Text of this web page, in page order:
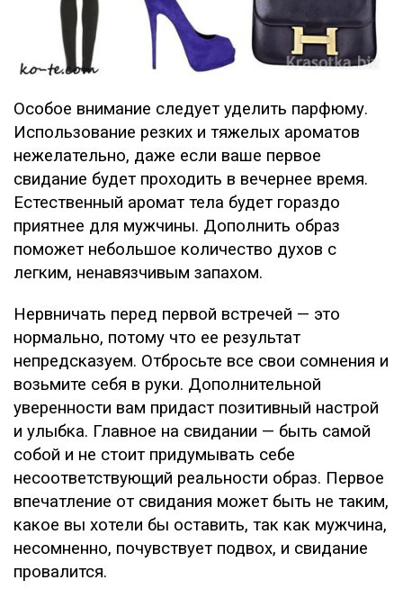
Особое внимание следует уделить парфюму.
Использование резких и тяжелых ароматов
нежелательно, даже если ваше первое
свидание будет проходить в вечернее время.
Естественный аромат тела будет гораздо
приятнее для мужчины. Дополнить образ
поможет небольшое количество духов с
легким, ненавязчивым запахом.
Нервничать перед первой встречей — это
нормально, потому что ее результат
непредсказуем. Отбросьте все свои сомнения и
возьмите себя в руки. Дополнительной
уверенности вам придаст позитивный настрой
и улыбка. Главное на свидании — быть самой
собой и не стоит придумывать себе
несоответствующий реальности образ. Первое
впечатление от свидания может быть не таким,
какое вы хотели бы оставить, так как мужчина,
несомненно, почувствует подвох, и свидание
провалится.